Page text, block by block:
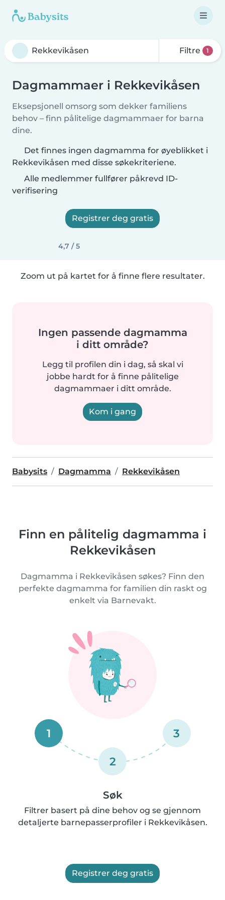
Filtre 1
Dagmammaer i Rekkevikåsen
Eksepsjonell omsorg som dekker familiens
behov – finn pålitelige dagmammaer for barna
dine.
Det finnes ingen dagmamma for øyeblikket i
Rekkevikåsen med disse søkekriteriene.
Alle medlemmer fullfører påkrevd ID-
verifisering
Registrer deg gratis
4,7 / 5
Zoom ut på kartet for å finne flere resultater.
Ingen passende dagmamma
i ditt område?
Legg til profilen din i dag, så skal vi
jobbe hardt for å finne pålitelige
dagmammaer i ditt område.
Kom i gang
Babysits Dagmamma Rekkevikåsen
Finn en pålitelig dagmamma i
Rekkevikåsen
Dagmamma i Rekkevikåsen søkes? Finn den
perfekte dagmamma for familien din raskt og
enkelt via Barnevakt.
1
2
3
Søk
Filtrer basert på dine behov og se gjennom
detaljerte barnepasserprofiler i Rekkevikåsen.
Registrer deg gratis